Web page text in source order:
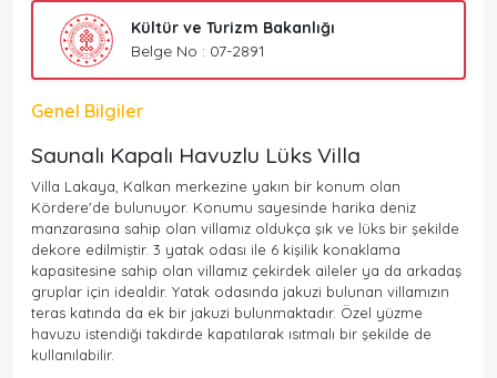
Kültür ve Turizm Bakanlığı
Belge No : 07-2891
Genel Bilgiler
Saunalı Kapalı Havuzlu Lüks Villa
Villa Lakaya, Kalkan merkezine yakın bir konum olan
Kördere'de bulunuyor. Konumu sayesinde harika deniz
manzarasına sahip olan villamız oldukça şık ve lüks bir şekilde
dekore edilmiştir. 3 yatak odası ile 6 kişilik konaklama
kapasitesine sahip olan villamız çekirdek aileler ya da arkadaş
gruplar için idealdir. Yatak odasında jakuzi bulunan villamızın
teras katında da ek bir jakuzi bulunmaktadır. Özel yüzme
havuzu istendiği takdirde kapatılarak ısıtmalı bir şekilde de
kullanılabilir.